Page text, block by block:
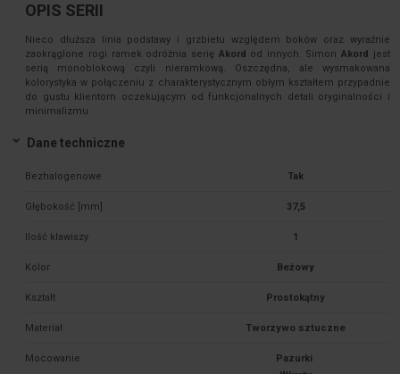
OPIS SERII
Nieco dłuższa linia podstawy i grzbietu względem boków oraz wyraźnie
zaokrąglone rogi ramek odróżnia serię Akord od innych. SimonAkord
jest
serią monoblokową czyli nieramkową. Oszczędna, ale wysmakowana
kolorystyka w połączeniu z charakterystycznym obłym kształtem przypadnie
do gustu klientom oczekującym od funkcjonalnych detali oryginalności i
minimalizmu
Dane techniczne
Bezhalogenowe Tak
Głębokość [mm] 37,5
Ilość klawiszy 1
Kolor Beżowy
Kształt Prostokątny
Materiał Tworzywo sztuczne
Mocowanie
Pazurki